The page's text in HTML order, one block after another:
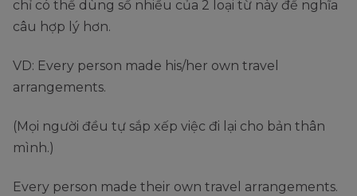
chỉ có thể dùng số nhiều của 2 loại từ này để nghĩa
câu hợp lý hơn.
VD: Every person made his/her own travel
arrangements.
(Mọi người đều tự sắp xếp việc đi lại cho bản thân
mình.)
Every person made their own travel arrangements.